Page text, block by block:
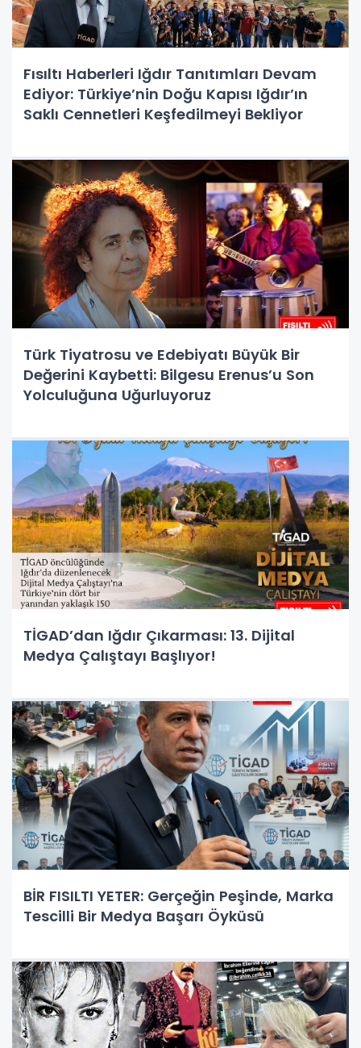
Fısıltı Haberleri Iğdır Tanıtımları Devam
Ediyor: Türkiye’nin Doğu Kapısı Iğdır’ın
Saklı Cennetleri Keşfedilmeyi Bekliyor
Türk Tiyatrosu ve Edebiyatı Büyük Bir
Değerini Kaybetti: Bilgesu Erenus’u Son
Yolculuğuna Uğurluyoruz
TİGAD’dan Iğdır Çıkarması: 13. Dijital
Medya Çalıştayı Başlıyor!
BİR FISILTI YETER: Gerçeğin Peşinde, Marka
Tescilli Bir Medya Başarı Öyküsü